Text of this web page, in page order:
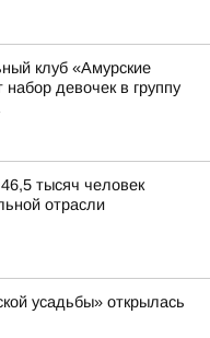
клуб «Амурские
набор девочек в группу
тысяч человек
отрасли
усадьбы» открылась